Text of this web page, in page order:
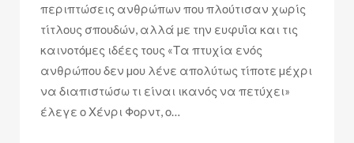
περιπτώσεις ανθρώπων που πλούτισαν χωρίς
τίτλους σπουδών, αλλά µε την ευφυΐα και τις
καινοτόµες ιδέες τους «Τα πτυχία ενός
ανθρώπου δεν µου λένε απολύτως τίποτε µέχρι
να διαπιστώσω τι είναι ικανός να πετύχει»
έλεγε ο Χένρι Φορντ, ο…